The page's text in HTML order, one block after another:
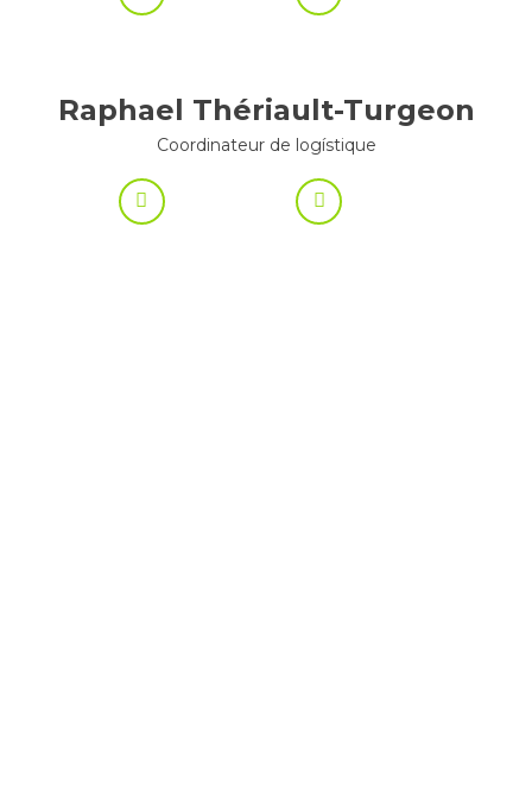
Raphael Thériault-Turgeon
Coordinateur de logístique